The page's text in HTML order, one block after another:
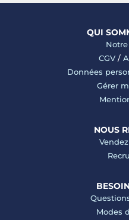
QUI
CGV/
Données
Gérer
NOUS
Modes